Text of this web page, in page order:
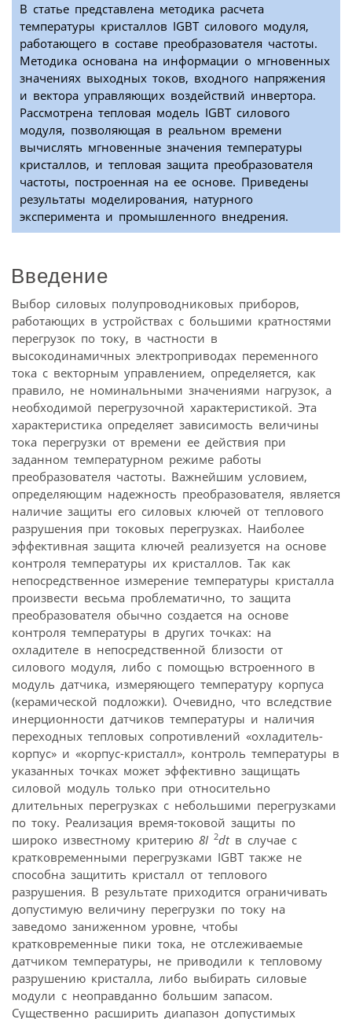
В статье представлена методика расчета
температуры кристаллов IGBT силового модуля,
работающего в составе преобразователя частоты.
Методика основана на информации о мгновенных
значениях выходных токов, входного напряжения
и вектора управляющих воздействий инвертора.
Рассмотрена тепловая модель IGBT силового
модуля, позволяющая в реальном времени
вычислять мгновенные значения температуры
кристаллов, и тепловая защита преобразователя
частоты, построенная на ее основе. Приведены
результаты моделирования, натурного
эксперимента и промышленного внедрения.
Введение
Выбор силовых полупроводниковых приборов,
работающих в устройствах с большими кратностями
перегрузок по току, в частности в
высокодинамичных электроприводах переменного
тока с векторным управлением, определяется, как
правило, не номинальными значениями нагрузок, а
необходимой перегрузочной характеристикой. Эта
характеристика определяет зависимость величины
тока перегрузки от времени ее действия при
заданном температурном режиме работы
преобразователя частоты. Важнейшим условием,
определяющим надежность преобразователя, является
наличие защиты его силовых ключей от теплового
разрушения при токовых перегрузках. Наиболее
эффективная защита ключей реализуется на основе
контроля температуры их кристаллов. Так как
непосредственное измерение температуры кристалла
произвести весьма проблематично, то защита
преобразователя обычно создается на основе
контроля температуры в других точках: на
охладителе в непосредственной близости от
силового модуля, либо с помощью встроенного в
модуль датчика, измеряющего температуру корпуса
(керамической подложки). Очевидно, что вследствие
инерционности датчиков температуры и наличия
переходных тепловых сопротивлений «охладитель-
корпус» и «корпус-кристалл», контроль температуры в
указанных точках может эффективно защищать
силовой модуль только при относительно
длительных перегрузках с небольшими перегрузками
по току. Реализация время-токовой защиты по
широко известному критерию 8I 2dtв случае с
кратковременными перегрузками IGBT также не
способна защитить кристалл от теплового
разрушения. В результате приходится ограничивать
допустимую величину перегрузки по току на
заведомо заниженном уровне, чтобы
кратковременные пики тока, не отслеживаемые
датчиком температуры, не приводили к тепловому
разрушению кристалла, либо выбирать силовые
модули с неоправданно большим запасом.
Существенно расширить диапазон допустимых